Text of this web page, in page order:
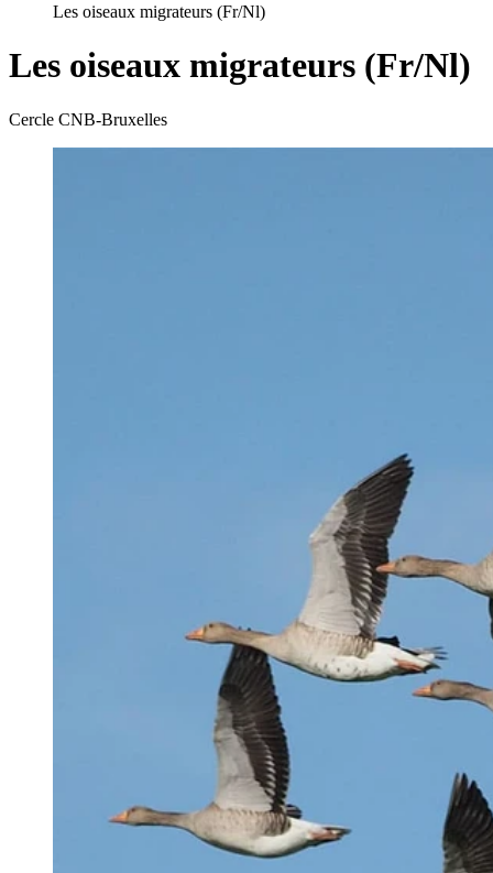
Les oiseaux migrateurs (Fr/Nl)
Les oiseaux migrateurs (Fr/Nl)
Cercle CNB-Bruxelles